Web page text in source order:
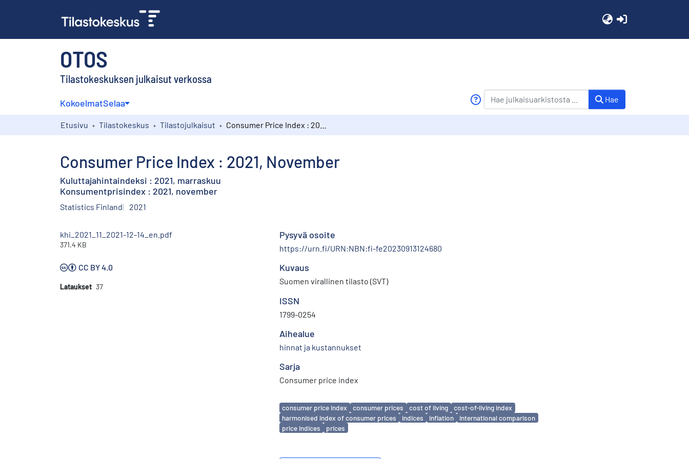
OTOS
Tilastokeskuksen julkaisut verkossa
KokoelmatSelaa Hae
Etusivu Tilastokeskus Tilastojulkaisut
Consumer Price Index : 2021, November
Kuluttajahintaindeksi : 2021, marraskuu
Konsumentprisindex : 2021, november
Statistics Finland 2021
khi_2021_11_2021-12-14_en.pdf
371.4 KB
CC BY 4.0
Lataukset 37
Pysyvä osoite
https://urn.fi/URN:NBN:fi-fe20230913124680
Kuvaus
Suomen virallinen tilasto (SVT)
ISSN
1799-0254
Aihealue
hinnat ja kustannukset
Sarja
Consumer price index
Avainsanat
consumer price index consumer prices cost of living
cost-of-living index
harmonised index of consumer prices
indices inflation
international comparison
price indices
prices